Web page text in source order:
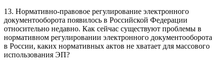
13. Нормативно-правовое регулирование электронного
документооборота появилось в Российской Федерации
относительно недавно. Как сейчас существуют проблемы в
нормативном регулировании электронного документооборота
в России, каких нормативных актов не хватает для массового
использования ЭП?